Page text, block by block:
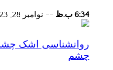
6:34 ب.ظ -- نوامبر 28, 2023
روانشناسی اشک
چشم